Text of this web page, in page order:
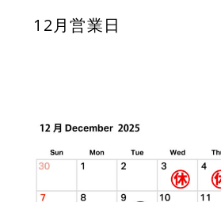
12月営業日